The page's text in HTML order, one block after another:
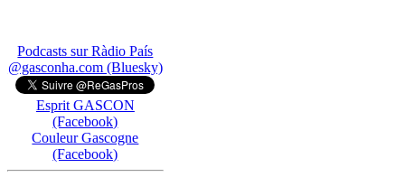
Podcasts sur Ràdio País
@gasconha.com (Bluesky)
Esprit GASCON
(Facebook)
Couleur Gascogne
(Facebook)